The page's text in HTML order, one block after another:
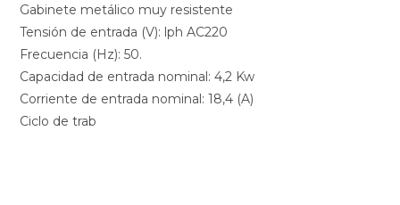
Gabinete metálico muy resistente
Tensión de entrada (V): lph AC220
Frecuencia (Hz): 50.
Capacidad de entrada nominal: 4,2 Kw
Corriente de entrada nominal: 18,4 (A)
Ciclo de trab